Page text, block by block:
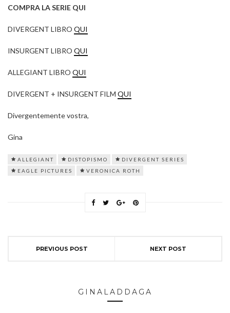
COMPRA LA SERIE QUI
DIVERGENT LIBRO QUI
INSURGENT LIBRO QUI
ALLEGIANT LIBRO QUI
DIVERGENT + INSURGENT FILM QUI
Divergentemente vostra,
Gina
ALLEGIANT DISTOPISMO
DIVERGENT SERIES
EAGLE PICTURES
VERONICA ROTH
PREVIOUS POST NEXT POST
GINALADDAGA